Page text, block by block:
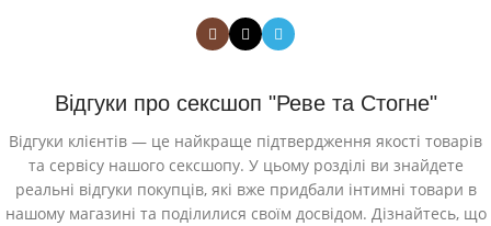
Відгуки про сексшоп "Реве та Стогне"
Відгуки клієнтів — це найкраще підтвердження якості товарів
та сервісу нашого сексшопу. У цьому розділі ви знайдете
реальні відгуки покупців, які вже придбали інтимні товари в
нашому магазині та поділилися своїм досвідом. Дізнайтесь, що